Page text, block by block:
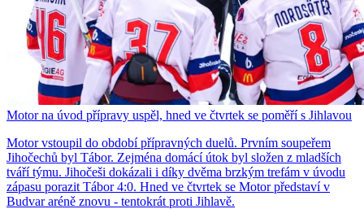
Motor na úvod přípravy uspěl, hned ve čtvrtek se poměří s Jihlavou
Motor vstoupil do období přípravných duelů. Prvním soupeřem
Jihočechů byl Tábor. Zejména domácí útok byl složen z mladších
tváří týmu. Jihočeši dokázali i díky dvěma brzkým trefám v úvodu
zápasu porazit Tábor 4:0. Hned ve čtvrtek se Motor představí v
Budvar aréně znovu - tentokrát proti Jihlavě.